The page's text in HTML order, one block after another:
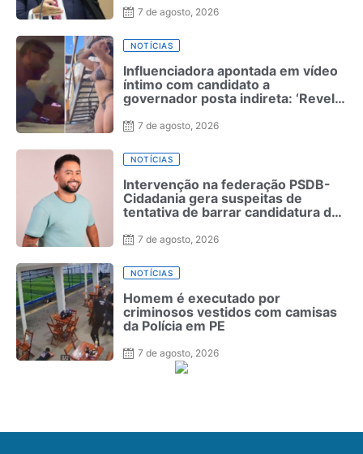
7 de agosto, 2026
NOTÍCIAS
Influenciadora apontada em vídeo
íntimo com candidato a
governador posta indireta: ‘Revela
7 de agosto, 2026
NOTÍCIAS
Intervenção na federação PSDB-
Cidadania gera suspeitas de
tentativa de barrar candidatura de
7 de agosto, 2026
NOTÍCIAS
Homem é executado por
criminosos vestidos com camisas
da Polícia em PE
7 de agosto, 2026